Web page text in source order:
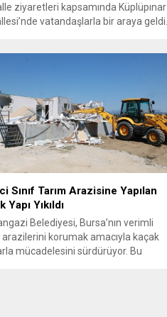
ziyaretleri kapsamında Küplüpınar
vatandaşlarla bir araya geldi.
güçlü ve doğrudan iletişim
öncelik veren Osmangazi
Başkanı Erkan Aydın, sosyal
Sınıf Tarım Arazisine Yapılan
Yapı Yıkıldı
Belediyesi, Bursa’nın verimli
arazilerini korumak amacıyla kaçak
mücadelesini sürdürüyor. Bu